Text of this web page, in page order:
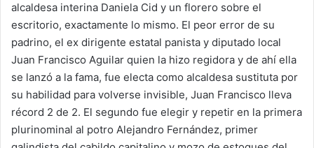
alcaldesa interina Daniela Cid y un florero sobre el
escritorio, exactamente lo mismo. El peor error de su
padrino, el ex dirigente estatal panista y diputado local
Juan Francisco Aguilar quien la hizo regidora y de ahí ella
se lanzó a la fama, fue electa como alcaldesa sustituta por
su habilidad para volverse invisible, Juan Francisco lleva
récord 2 de 2. El segundo fue elegir y repetir en la primera
plurinominal al potro Alejandro Fernández, primer